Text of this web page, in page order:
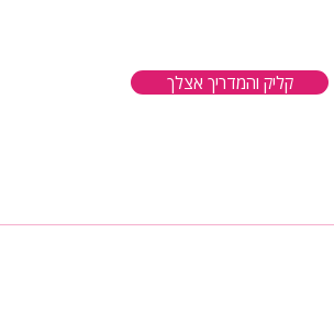
קליק והמדריך אצלך